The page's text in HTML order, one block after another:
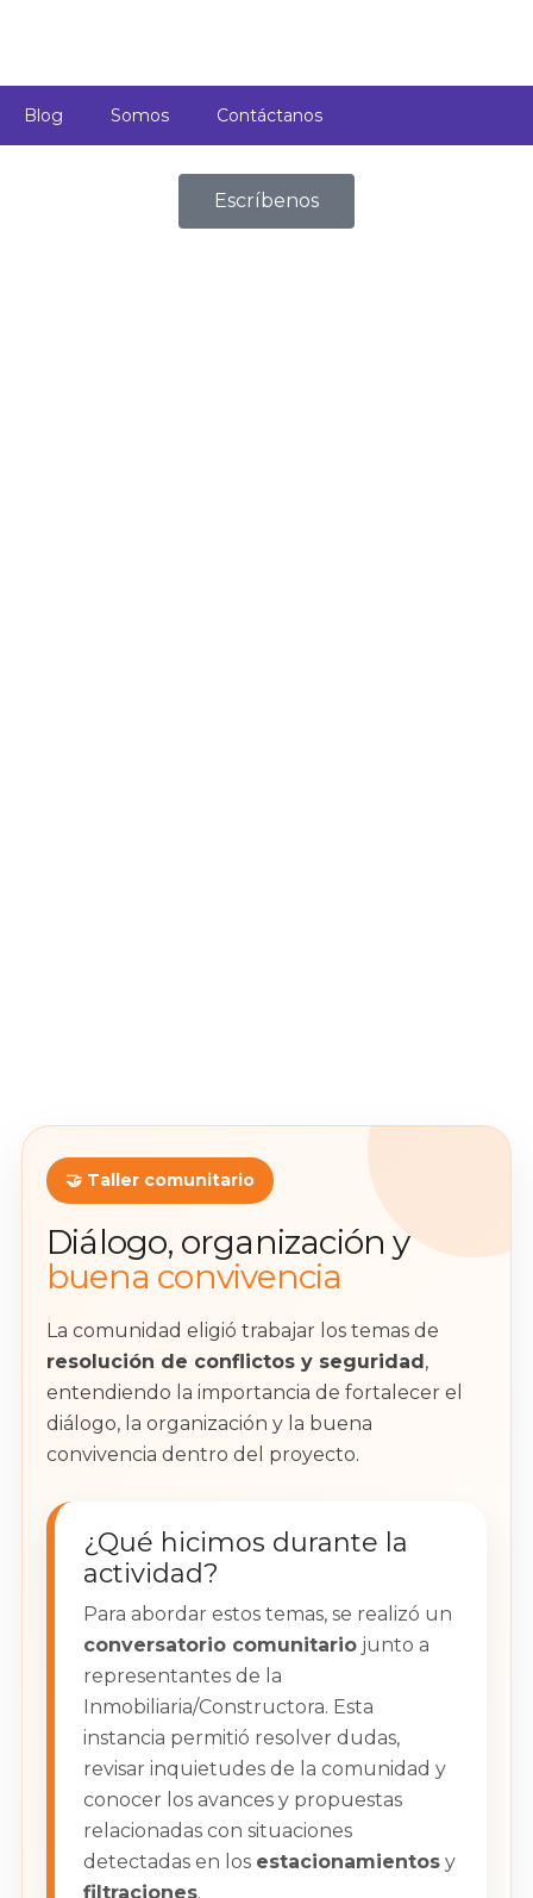
Blog Somos Contáctanos
Escríbenos
🤝 Taller comunitario
Diálogo, organización y
buena convivencia
La comunidad eligió trabajar los temas de
resolución de conflictos y seguridad,
entendiendo la importancia de fortalecer el
diálogo, la organización y la buena
convivencia dentro del proyecto.
¿Qué hicimos durante la
actividad?
Para abordar estos temas, se realizó un
conversatorio comunitario junto a
representantes de la
Inmobiliaria/Constructora. Esta
instancia permitió resolver dudas,
revisar inquietudes de la comunidad y
conocer los avances y propuestas
relacionadas con situaciones
detectadas en los estacionamientos y
filtraciones.